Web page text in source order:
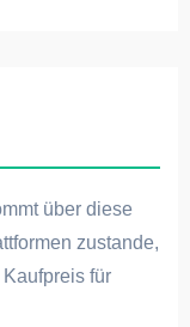
über diese
zustande,
für